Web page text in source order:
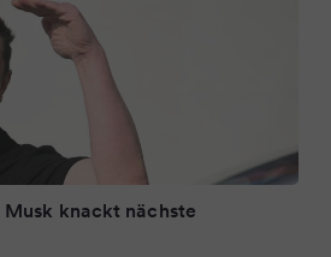
knackt nächste